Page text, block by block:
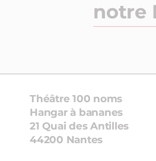
notre
Théâtre 100 noms
Hangar à bananes
21 Quai des Antilles
44200 Nantes